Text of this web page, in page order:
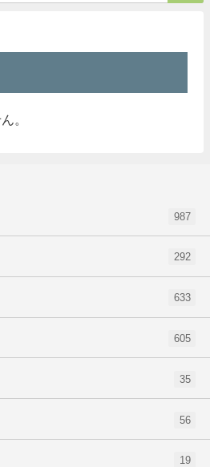
。
987
292
633
605
35
56
19